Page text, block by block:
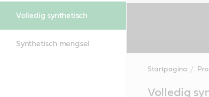
Volledig synthetisch
Synthetisch mengsel
Startpagina
Volledig